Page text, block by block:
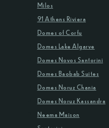
Milos
91 Athens Riviera
Domes of Corfu
Domes Lake Algarve
Domes Novos Santorini
Domes Baobab Suites
Domes Noruz Chania
Domes Noruz Kassandra
Neema Maison